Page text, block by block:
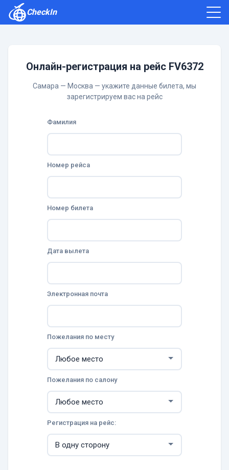
CheckIn
Онлайн-регистрация на рейс FV6372
Самара — Москва — укажите данные билета, мы
зарегистрируем вас на рейс
Фамилия
Номер рейса
Номер билета
Дата вылета
Электронная почта
Пожелания по месту
Пожелания по салону
Регистрация на рейс: